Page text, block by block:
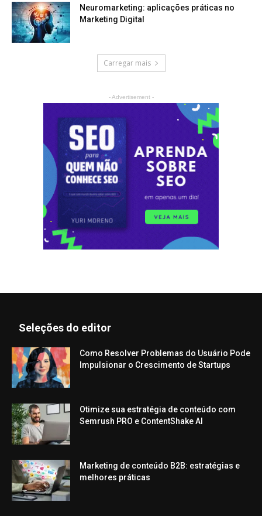
Neuromarketing: aplicações práticas no
Marketing Digital
Carregar mais
- Advertisement -
Seleções do editor
Como Resolver Problemas do Usuário Pode
Impulsionar o Crescimento de Startups
Otimize sua estratégia de conteúdo com
Semrush PRO e ContentShake AI
Marketing de conteúdo B2B: estratégias e
melhores práticas